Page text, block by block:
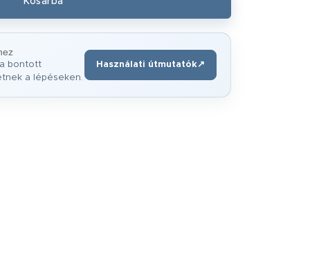
bontott
a lépéseken.
Használati útmutatók↗
(új ablakban nyílik meg)